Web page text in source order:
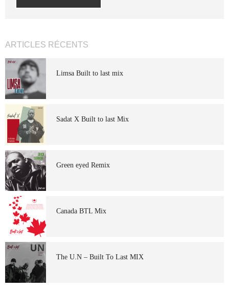
ARTICLES RÉCENTS
Limsa Built to last mix
Sadat X Built to last Mix
Green eyed Remix
Canada BTL Mix
The U.N – Built To Last MIX